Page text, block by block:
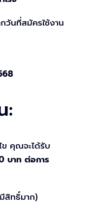
วันที่สมัครใช้งาน
:
ข คุณจะได้รับ
บาท ต่อการ
สิทธิ์มาก)